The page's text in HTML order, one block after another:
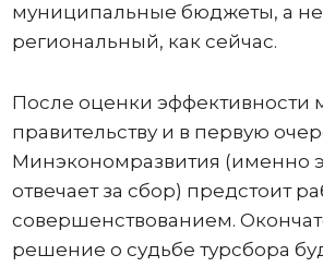
муниципальные бюджеты, а не
региональный, как сейчас.
После оценки эффективности
правительству и в первую
Минэкономразвития (именно
отвечает за сбор) предстоит
совершенствованием.
решение о судьбе турсбора